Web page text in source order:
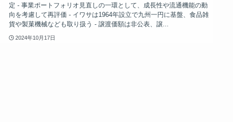
定 - 事業ポートフォリオ見直しの一環として、成長性や流通機能の動
向を考慮して再評価 - イワサは1964年設立で九州一円に基盤、食品雑
貨や製菓機械なども取り扱う - 譲渡価額は非公表、譲...
2024年10月17日